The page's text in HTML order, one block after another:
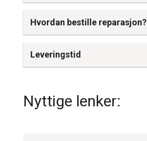
Hvordan bestille reparasjon?
Leveringstid
Nyttige lenker: